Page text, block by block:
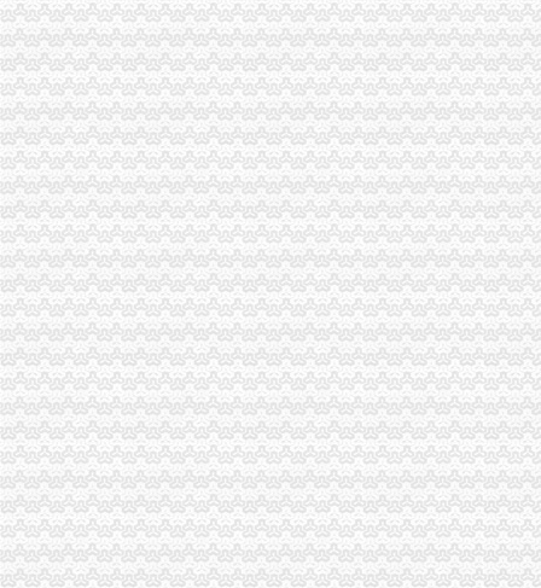
2011年度第一批全国外资登记管理干部业务交流活动取得圆满成功
石柱县工商局对竹笋加工中非法添加和滥用食品添加的重庆海关注册登记行为
酉县城南工商所开展“票”海关报关登记证书整行动
市海关报关登记证书人大法制委一行到市局调研著名商标立法起草工作
重庆市海关报关注册登记证书次将工程建设领域招投标环节企业诚信运用写入
部分微型企业做大做迈出第一步
北部新区2010年度微型企业税收补贴工作顺利完成
黔江区出台商标发展励办法
渝北区工商分局指导基层工商所食品安全整工作做到“五明确”重庆海关注册登记
巴南区工商分局海关报关注册登记证书牵头召开行政执法与刑事司法衔接工作
长寿区工商分局重庆海关在哪里采取局所联动集中开展食品综合专项整
秀山县工商局食品安全执法和“双”海关报关登记证书行动取得实效
万盛区工商分局开展“红盾护花行动”海关报关注册登记证书力保“六·一”食品安全
武隆县工商局重庆海关注册在全县举办中小学食品安全知识竞赛